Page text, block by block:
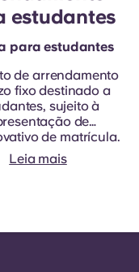
estudantes
para estudantes
de arrendamento
fixo destinado a
sujeito à
de
de matrícula.
do contrato é de
A renovação
a critérios de
Leia mais